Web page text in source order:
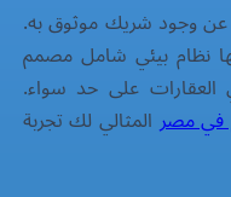
وجود شريك موثوق به.
نظام بيئي شامل مصمم
العقارات على حد سواء.
في مصرالمثالي لك تجربة